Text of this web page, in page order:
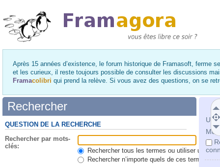
Après 15 années d’existence, le forum historique de Framasoft, ferme
et les curieux, il reste toujours possible de consulter les discussions
Framacolibri qui prend la relève. Si vous avez des questions, on se
Mot
Rechercher
QUESTION DE LA RECHERCHE
Rechercher par mots-
clés:
Rechercher tous les termes ou utiliser une
Rechercher n’importe quels de ces termes